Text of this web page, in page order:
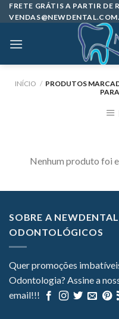
Skip
to
FRETE GRÁTIS A PARTIR DE
INÍCIO / PRODUTOS
Nenhum produto foi
SOBRE A
ODONTOLÓGICOS
Quer promoções
Odontologia? Assine a
email!!!